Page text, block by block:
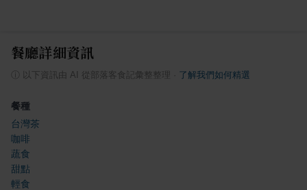
餐廳詳細資訊
以下資訊由 AI 從部落客食記彙整整理 了解我們如何精選
餐種
台灣茶
咖啡
蔬食
甜點
輕食